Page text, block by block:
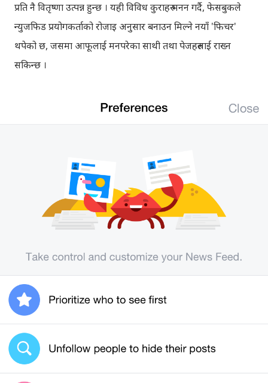
प्रति नै वितृष्णा उत्पन्न हुन्छ । यही विविध कुराहरु मनन गर्दै, फेसबुकले
न्युजफिड प्रयोगकर्ताको रोजाइ अनुसार बनाउन मिल्ने नयाँ 'फिचर'
थपेको छ, जसमा आफूलाई मनपरेका साथी तथा पेजहरुलाई राख्न
सकिन्छ ।